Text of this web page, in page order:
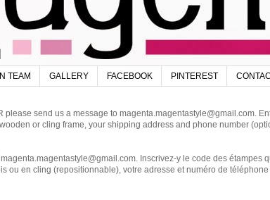
TEAM GALLERY FACEBOOK PINTEREST
please send us a message to magenta.magentastyle@gmail.com.
or cling frame, your shipping address and phone number
Inscrivez-y le code des étampes
ou en cling (repositionnable), votre adresse et numéro de